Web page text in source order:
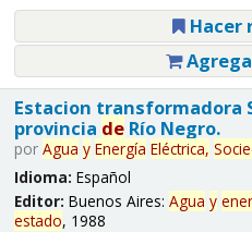
Hacer
Estacion transformadora
provincia deRío Negro.
por Agua y Energía Eléctrica,
Idioma: Español
Editor: Buenos Aires: Agua y
estado, 1988